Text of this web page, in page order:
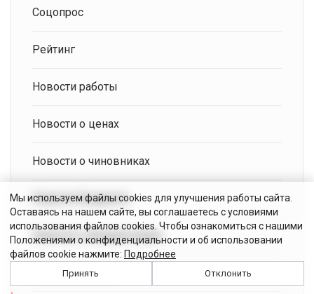
Соцопрос
Рейтинг
Новости работы
Новости о ценах
Новости о чиновниках
Новости бюджета
Новости о бюджетниках
Новости банков
Мы используем файлы cookies для улучшения работы сайта.
Оставаясь на нашем сайте, вы соглашаетесь с условиями
использования файлов cookies. Чтобы ознакомиться с нашими
Положениями о конфиденциальности и об использовании
файлов cookie нажмите: Подробнее
Принять Отклонить